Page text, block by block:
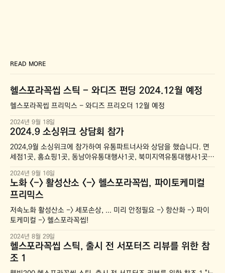
READ MORE
헬스포라꼭씹 스틱 - 와디즈 펀딩 2024.12월 예정
헬스포라꼭씹 프리믹스 - 와디즈 프리오더 12월 예정
2024년 9월 18일
2024.9 소싱위크 상담회 참가
2024,9월 소싱위크에 참가하여 유통파트너사와 상담을 했습니다. 면
세점1곳, 홈쇼핑1곳, 동남아유통대행사1곳, 북미지역유통대행사1곳
네요. --- 2024년 올해는 국내에서 활동한느 유통바이어사와 상담했
지만, 내년에는 해외 유통사와 상담을 계획하고 있습니다.
2024년 9월 16일
노화 <-> 활성산소 <-> 헬스포라꼭씹, 파이토케미컬
프리믹스
저속노화 활성산소 -> 세포손상, ... 미리 안정필요 -> 항산화 -> 파이
토케미컬 -> 헬스포라꼭씹!
2024년 8월 29일
헬스포라꼭씹 스틱, 출시 전 서포터즈 리뷰를 위한 참
조 1